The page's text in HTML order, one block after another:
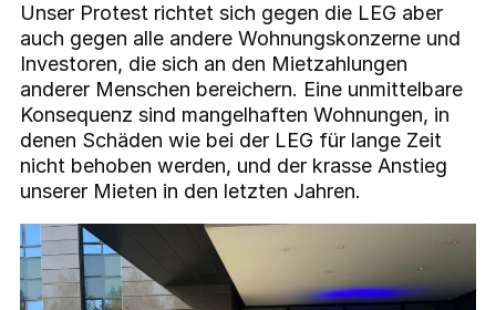
Unser Protest richtet sich gegen die LEG aber
auch gegen alle andere Wohnungskonzerne und
Investoren, die sich an den Mietzahlungen
anderer Menschen bereichern. Eine unmittelbare
Konsequenz sind mangelhaften Wohnungen, in
denen Schäden wie bei der LEG für lange Zeit
nicht behoben werden, und der krasse Anstieg
unserer Mieten in den letzten Jahren.